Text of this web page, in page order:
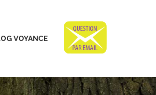
VOYANCE